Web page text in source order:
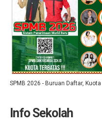
SPMB 2026 - Buruan Daftar,
Info Sekolah